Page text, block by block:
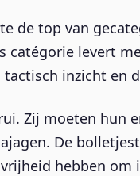
de top van
levert
inzicht en
Zij moeten hun
De
hebben